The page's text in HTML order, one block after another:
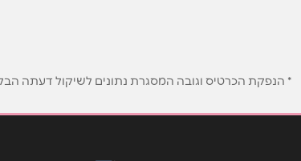
* הנפקת הכרטיס וגובה המסגרת נתונים לשיקול דעתה